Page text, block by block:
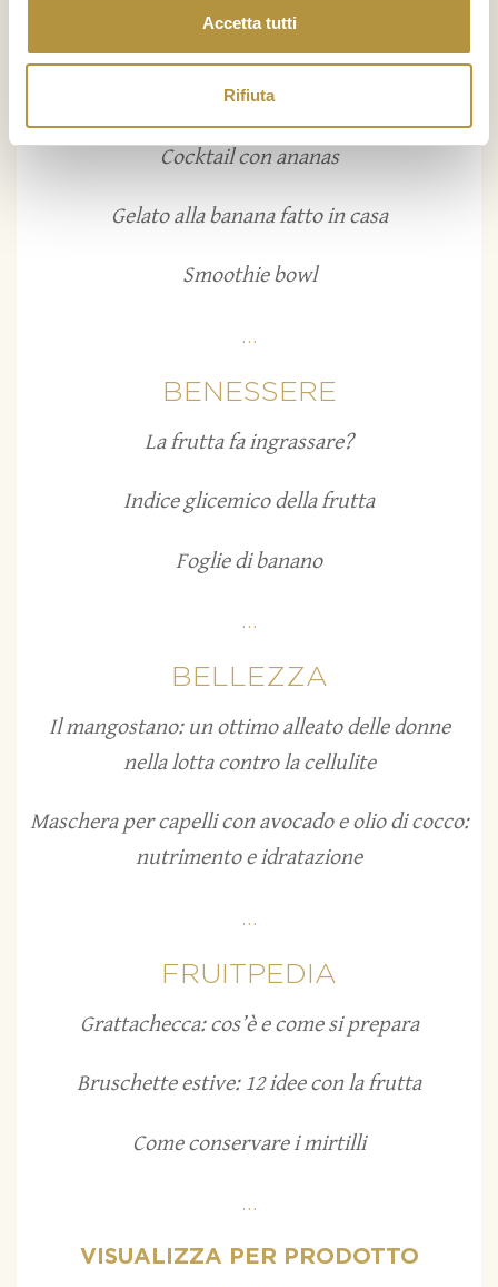
Accetta tutti
Rifiuta
RICETTE
Cocktail con ananas
Gelato alla banana fatto in casa
Smoothie bowl
...
BENESSERE
La frutta fa ingrassare?
Indice glicemico della frutta
Foglie di banano
...
BELLEZZA
Il mangostano: un ottimo alleato delle donne
nella lotta contro la cellulite
Maschera per capelli con avocado e olio di cocco:
nutrimento e idratazione
...
FRUITPEDIA
Grattachecca: cos’è e come si prepara
Bruschette estive: 12 idee con la frutta
Come conservare i mirtilli
...
VISUALIZZA PER PRODOTTO